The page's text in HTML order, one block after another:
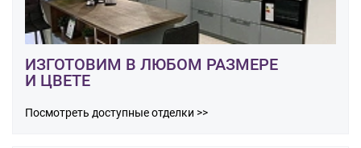
ИЗГОТОВИМ В ЛЮБОМ РАЗМЕРЕ
И ЦВЕТЕ
Посмотреть доступные отделки >>